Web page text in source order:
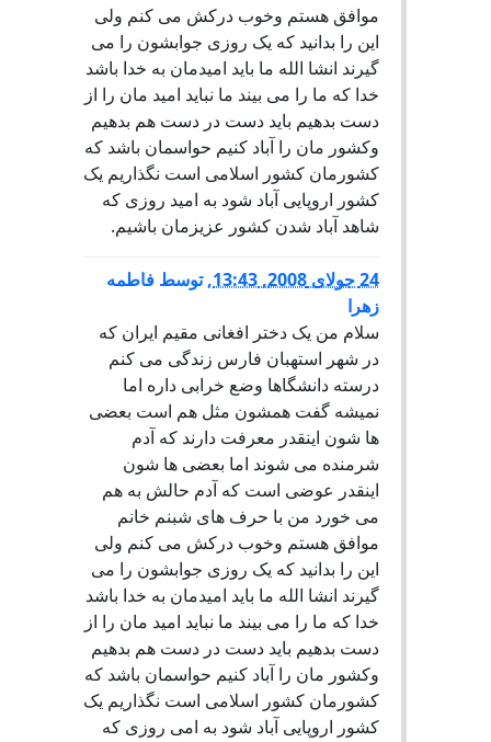
موافق هستم وخوب درکش می کنم ولی
این را بدانید که یک روزی جوابشون را می
گیرند انشا الله ما باید امیدمان به خدا باشد
خدا که ما را می بیند ما نباید امید مان را از
دست بدهیم باید دست در دست هم بدهیم
وکشور مان را آباد کنیم حواسمان باشد که
کشورمان کشور اسلامی است نگذاریم یک
کشور اروپایی آباد شود به امید روزی که
شاهد آباد شدن کشور عزیزمان باشیم.
24 جولای 2008, 13:43 ,توسط فاطمه
زهرا
سلام من یک دختر افغانی مقیم ایران که
در شهر استهبان فارس زندگی می کنم
درسته دانشگاها وضع خرابی داره اما
نمیشه گفت همشون مثل هم است بعضی
ها شون اینقدر معرفت دارند که آدم
شرمنده می شوند اما بعضی ها شون
اینقدر عوضی است که آدم حالش به هم
می خورد من با حرف های شبنم خانم
موافق هستم وخوب درکش می کنم ولی
این را بدانید که یک روزی جوابشون را می
گیرند انشا الله ما باید امیدمان به خدا باشد
خدا که ما را می بیند ما نباید امید مان را از
دست بدهیم باید دست در دست هم بدهیم
وکشور مان را آباد کنیم حواسمان باشد که
کشورمان کشور اسلامی است نگذاریم یک
کشور اروپایی آباد شود به امی روزی که